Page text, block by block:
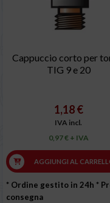
Cappuccio corto per
TIG 9 e 20
1,18 €
IVA incl.
0,97 € + IVA
AGGIUNGI AL
* Ordine gestito in 24h *
consegna